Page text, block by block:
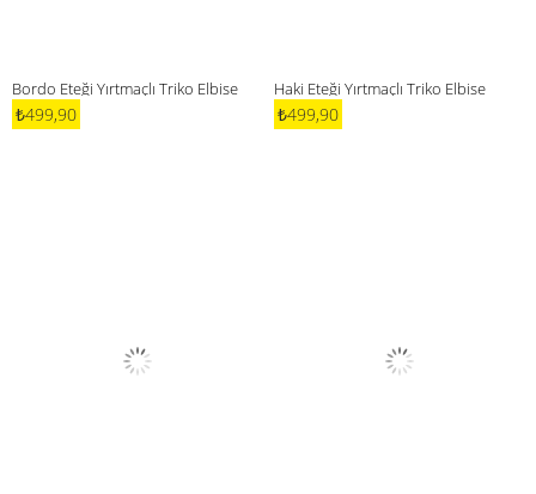
Bordo Eteği Yırtmaçlı Triko Elbise
₺499,90
Haki Eteği Yırtmaçlı Triko Elbise
₺499,90